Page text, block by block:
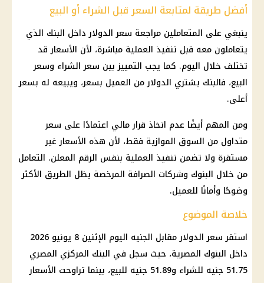
أفضل طريقة لمتابعة السعر قبل الشراء أو البيع
ينبغي على المتعاملين مراجعة سعر الدولارداخل البنك الذي
يتعاملون معه قبل تنفيذ العملية مباشرة، لأن الأسعار قد
تختلف خلال اليوم. كما يجب التمييز بين سعر الشراء وسعر
البيع، فالبنك يشتري الدولارمن العميل بسعر، ويبيعه له بسعر
أعلى.
ومن المهم أيضًا عدم اتخاذ قرار مالي اعتمادًا على سعر
متداول من السوق الموازية فقط، لأن هذه الأسعار غير
مستقرة ولا تضمن تنفيذ العملية بنفس الرقم المعلن. التعامل
من خلال البنوك وشركات الصرافة المرخصة يظل الطريق الأكثر
وضوحًا وأمانًا للعميل.
خلاصة الموضوع
استقرسعر الدولار مقابل الجنيه
اليوم الإثنين 8 يونيو 2026
داخل البنوك المصرية، حيث سجل في البنك المركزي المصري
51.75 جنيه للشراء و51.89 جنيه للبيع، بينما تراوحت الأسعار